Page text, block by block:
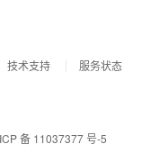
技术支持
服务状态
备 11037377 号-5